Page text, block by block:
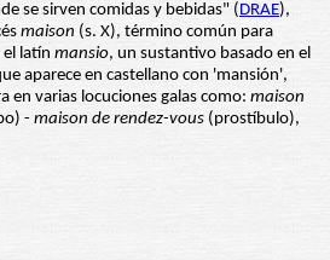
se sirven comidas y bebidas" (DRAE),
maison (s. X), término común para
el latín mansio, un sustantivo basado en el
aparece en castellano con 'mansión',
en varias locuciones galas como: maison
- maison de rendez-vous (prostíbulo),